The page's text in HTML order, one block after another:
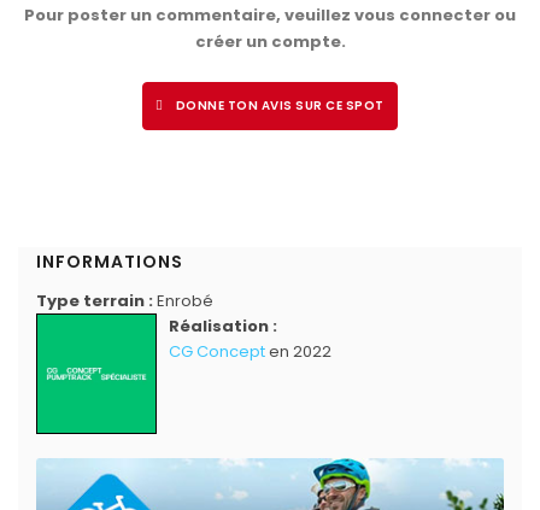
Pour poster un commentaire, veuillez vous connecter ou
créer un compte.
DONNE TON AVIS SUR CE SPOT
INFORMATIONS
Type terrain : Enrobé
Réalisation :
CG Concepten 2022